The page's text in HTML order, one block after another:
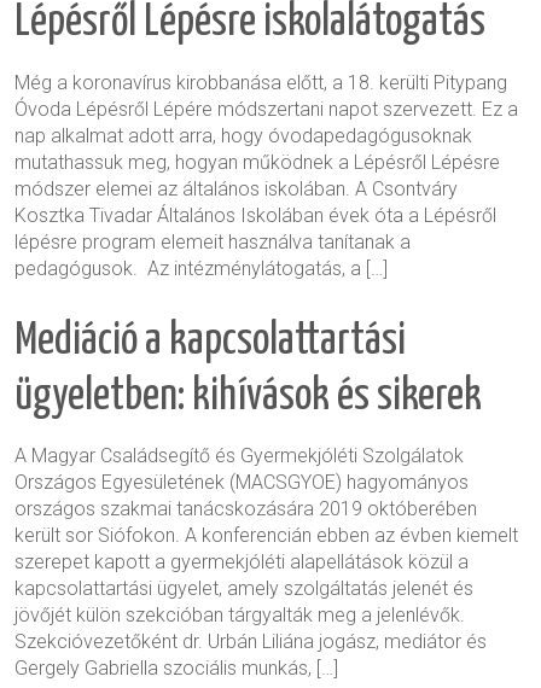
Lépésről Lépésre iskolalátogatás
Még a koronavírus kirobbanása előtt, a 18. kerülti Pitypang
Óvoda Lépésről Lépére módszertani napot szervezett. Ez a
nap alkalmat adott arra, hogy óvodapedagógusoknak
mutathassuk meg, hogyan működnek a Lépésről Lépésre
módszer elemei az általános iskolában. A Csontváry
Kosztka Tivadar Általános Iskolában évek óta a Lépésről
lépésre program elemeit használva tanítanak a
pedagógusok. Az intézménylátogatás, a […]
Mediáció a kapcsolattartási
ügyeletben: kihívások és sikerek
A Magyar Családsegítő és Gyermekjóléti Szolgálatok
Országos Egyesületének (MACSGYOE) hagyományos
országos szakmai tanácskozására 2019 októberében
került sor Siófokon. A konferencián ebben az évben kiemelt
szerepet kapott a gyermekjóléti alapellátások közül a
kapcsolattartási ügyelet, amely szolgáltatás jelenét és
jövőjét külön szekcióban tárgyalták meg a jelenlévők.
Szekcióvezetőként dr. Urbán Liliána jogász, mediátor és
Gergely Gabriella szociális munkás, […]